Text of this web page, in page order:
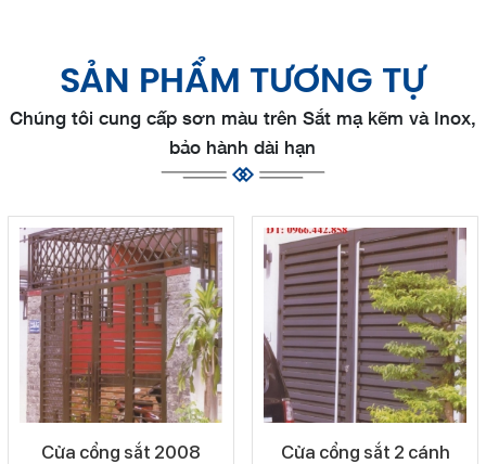
SẢN PHẨM TƯƠNG TỰ
Chúng tôi cung cấp sơn màu trên Sắt mạ kẽm và Inox,
bảo hành dài hạn
Cửa cổng sắt 2008
Cửa cổng sắt 2 cánh